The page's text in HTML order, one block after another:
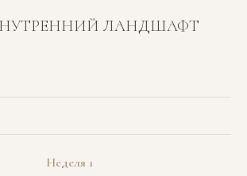
ВНУТРЕННИЙ ЛАНДШАФТ
Неделя 1